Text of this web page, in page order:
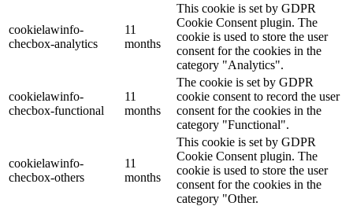
cookielawinfo-
checbox-analytics
11
months
This cookie is set by GDPR
Cookie Consent plugin. The
cookie is used to store the user
consent for the cookies in the
category "Analytics".
cookielawinfo-
checbox-functional
11
months
The cookie is set by GDPR
cookie consent to record the user
consent for the cookies in the
category "Functional".
cookielawinfo-
checbox-others
11
months
This cookie is set by GDPR
Cookie Consent plugin. The
cookie is used to store the user
consent for the cookies in the
category "Other.